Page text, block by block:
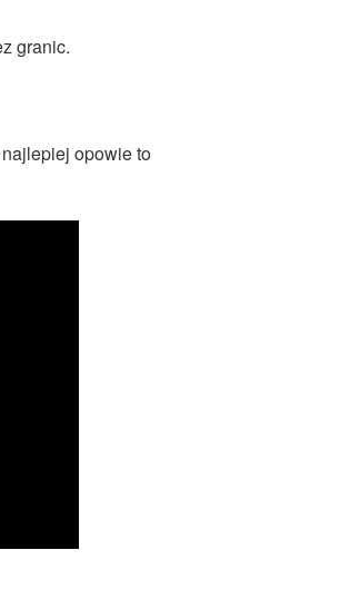
granic.
opowie to